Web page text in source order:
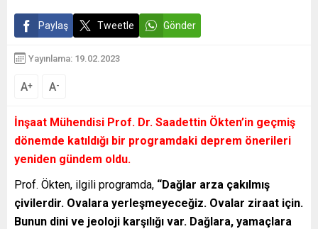
Paylaş Tweetle Gönder
Yayınlama: 19.02.2023
A+ A-
İnşaat Mühendisi Prof. Dr. Saadettin Ökten’in geçmiş
dönemde katıldığı bir programdaki deprem önerileri
yeniden gündem oldu.
Prof. Ökten, ilgili programda, “Dağlar arza çakılmış
çivilerdir. Ovalara yerleşmeyeceğiz. Ovalar ziraat için.
Bunun dini ve jeoloji karşılığı var. Dağlara, yamaçlara